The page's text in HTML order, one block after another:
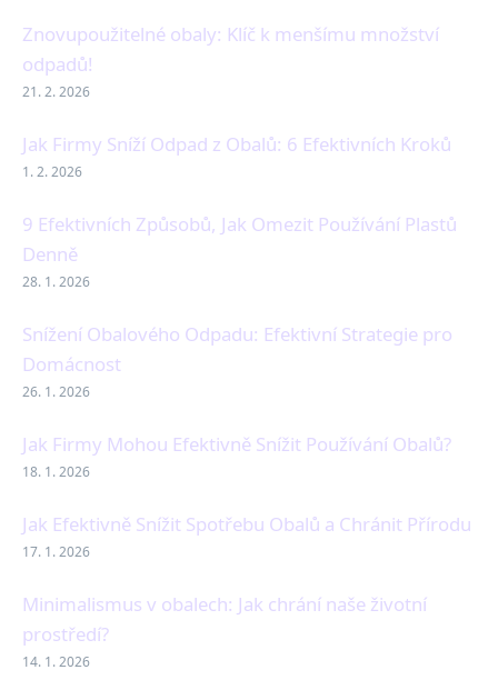
Znovupoužitelné obaly: Klíč k menšímu množství
odpadů!
21. 2. 2026
Jak Firmy Sníží Odpad z Obalů: 6 Efektivních Kroků
1. 2. 2026
9 Efektivních Způsobů, Jak Omezit Používání Plastů
Denně
28. 1. 2026
Snížení Obalového Odpadu: Efektivní Strategie pro
Domácnost
26. 1. 2026
Jak Firmy Mohou Efektivně Snížit Používání Obalů?
18. 1. 2026
Jak Efektivně Snížit Spotřebu Obalů a Chránit Přírodu
17. 1. 2026
Minimalismus v obalech: Jak chrání naše životní
prostředí?
14. 1. 2026